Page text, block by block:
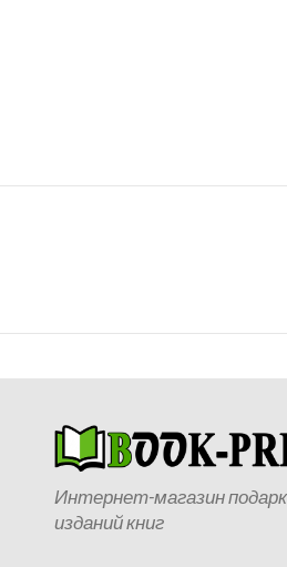
Интернет-магазин
изданий книг